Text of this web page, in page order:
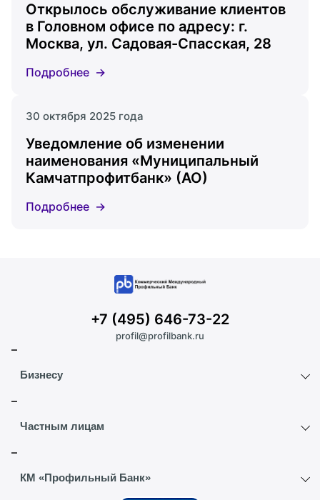
Открылось обслуживание клиентов
в Головном офисе по адресу: г.
Москва, ул. Садовая-Спасская, 28
Подробнее
30 октября 2025 года
Уведомление об изменении
наименования «Муниципальный
Камчатпрофитбанк» (АО)
Подробнее
+7 (495) 646-73-22
profil@profilbank.ru
Бизнесу
Расчетный счет
Частным лицам
Вклады
КМ «Профильный Банк»